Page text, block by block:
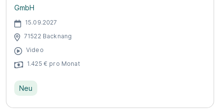
GmbH
15.09.2027
71522 Backnang
Video
1.425 € pro Monat
Neu